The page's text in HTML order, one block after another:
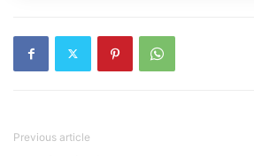
Previous article